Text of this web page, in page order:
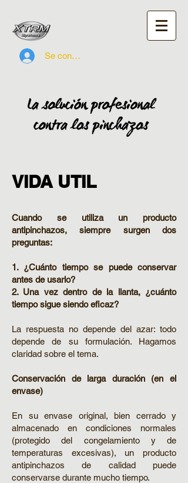
Se connecter
VIDA UTIL
Cuando se utiliza un producto
antipinchazos, siempre surgen dos
preguntas:
1. ¿Cuánto tiempo se puede conservar
antes de usarlo?
2. Una vez dentro de la llanta, ¿cuánto
tiempo sigue siendo eficaz?
La respuesta no depende del azar: todo
depende de su formulación. Hagamos
claridad sobre el tema.
Conservación de larga duración (en el
envase)
En su envase original, bien cerrado y
almacenado en condiciones normales
(protegido del congelamiento y de
temperaturas excesivas), un producto
antipinchazos de calidad puede
conservarse durante mucho tiempo.